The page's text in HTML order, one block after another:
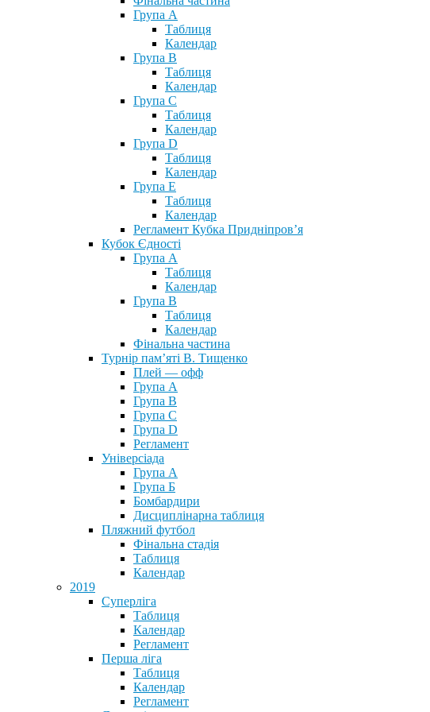
Група А
Таблиця
Календар
Група В
Таблиця
Календар
Група С
Таблиця
Календар
Група D
Таблиця
Календар
Група Е
Таблиця
Календар
Регламент Кубка Придніпров’я
Кубок Єдності
Група А
Таблиця
Календар
Група В
Таблиця
Календар
Фінальна частина
Турнір пам’яті В. Тищенко
Плей — офф
Група А
Група B
Група С
Група D
Регламент
Універсіада
Група А
Група Б
Бомбардири
Дисциплінарна таблиця
Пляжний футбол
Фінальна стадія
Таблиця
Календар
2019
Суперліга
Таблиця
Календар
Регламент
Перша ліга
Таблиця
Календар
Регламент